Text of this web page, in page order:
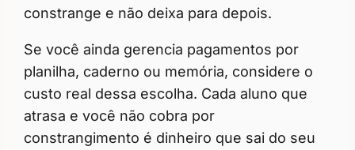
constrange e não deixa para depois.
Se você ainda gerencia pagamentos por
planilha, caderno ou memória, considere o
custo real dessa escolha. Cada aluno que
atrasa e você não cobra por
constrangimento é dinheiro que sai do seu